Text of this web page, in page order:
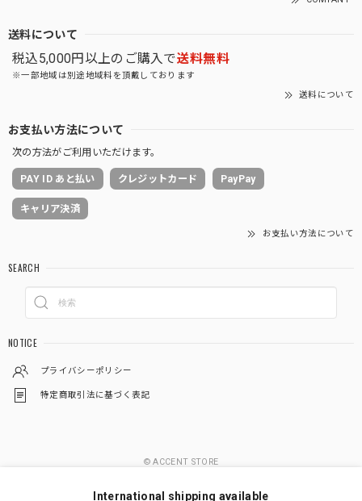
送料について
税込5,000円以上のご購入で送料無料
※一部地域は別途地域料を頂戴しております
送料について
お支払い方法について
次の方法がご利用いただけます。
PAY ID あと払い クレジットカード PayPay
キャリア決済
お支払い方法について
SEARCH
NOTICE
プライバシーポリシー
特定商取引法に基づく表記
© ACCENT STORE
International shipping available